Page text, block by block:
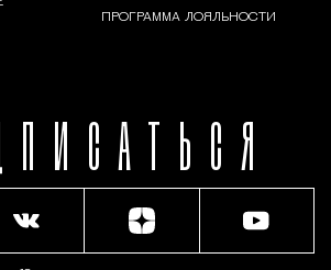
ПРОГРАММА ЛОЯЛЬНОСТИ